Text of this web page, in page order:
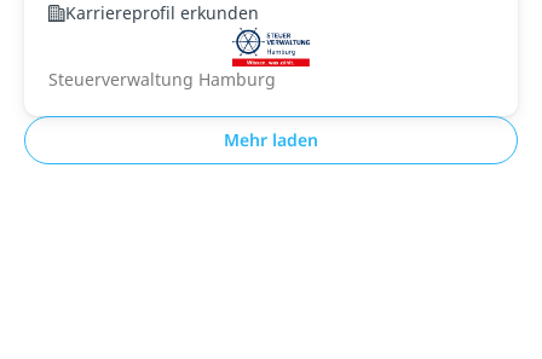
Karriereprofil erkunden
Steuerverwaltung Hamburg
Mehr laden